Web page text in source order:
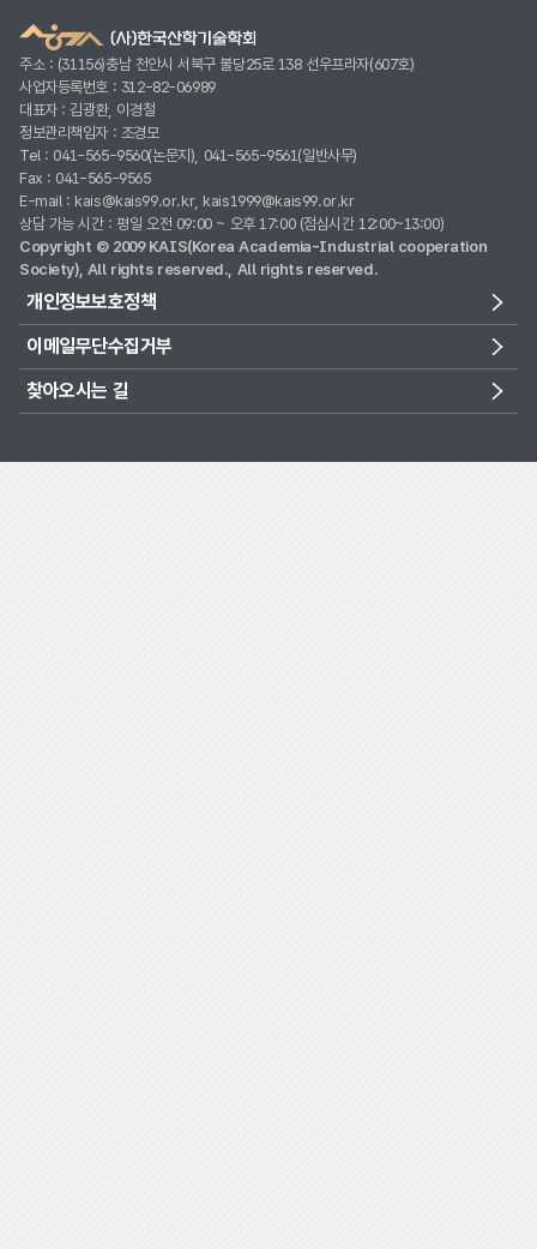
주소 : (31156)충남 천안시 서북구 불당25로 138 선우프라자(607호)
사업자등록번호 : 312-82-06989
대표자 : 김광환, 이경철
정보관리책임자 : 조경모
Tel : 041-565-9560(논문지), 041-565-9561(일반사무)
Fax : 041-565-9565
E-mail : kais@kais99.or.kr, kais1999@kais99.or.kr
상담 가능 시간 : 평일 오전 09:00 ~ 오후 17:00 (점심시간 12:00~13:00)
Copyright © 2009 KAIS(Korea Academia-Industrial cooperation
Society), All rights reserved., All rights reserved.
개인정보보호정책
이메일무단수집거부
찾아오시는 길